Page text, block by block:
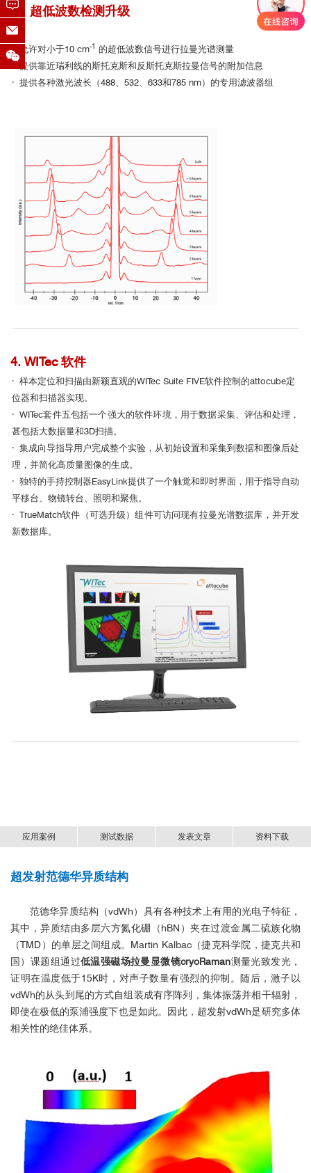
3、超低波数检测升级
· 允许对小于10 cm-1 的超低波数信号进行拉曼光谱测量
· 提供靠近瑞利线的斯托克斯和反斯托克斯拉曼信号的附加信息
· 提供各种激光波长（488、532、633和785 nm）的专用滤波器组
4. WITec 软件
· 样本定位和扫描由新颖直观的WITec Suite FIVE软件控制的attocube定
位器和扫描器实现。
· WITec套件五包括一个强大的软件环境，用于数据采集、评估和处理，
甚包括大数据量和3D扫描。
· 集成向导指导用户完成整个实验，从初始设置和采集到数据和图像后处
理，并简化高质量图像的生成。
· 独特的手持控制器EasyLink提供了一个触觉和即时界面，用于指导自动
平移台、物镜转台、照明和聚焦。
· TrueMatch软件（可选升级）组件可访问现有拉曼光谱数据库，并开发
新数据库。
应用案例 测试数据 发表文章 资料下载
超发射范德华异质结构
范德华异质结构（vdWh）具有各种技术上有用的光电子特征，
其中，异质结由多层六方氮化硼（hBN）夹在过渡金属二硫族化物
（TMD）的单层之间组成。Martin Kalbac（捷克科学院，捷克共和
国）课题组通过低温强磁场拉曼显微镜cryoRaman测量光致发光，
证明在温度低于15K时，对声子数量有强烈的抑制。随后，激子以
vdWh的从头到尾的方式自组装成有序阵列，集体振荡并相干辐射，
即使在极低的泵浦强度下也是如此。因此，超发射vdWh是研究多体
相关性的绝佳体系。
■ WSe2样品低温拉曼成像与低波数测
低温强磁场拉曼显微镜-cryoRaman-中文资料.pdf